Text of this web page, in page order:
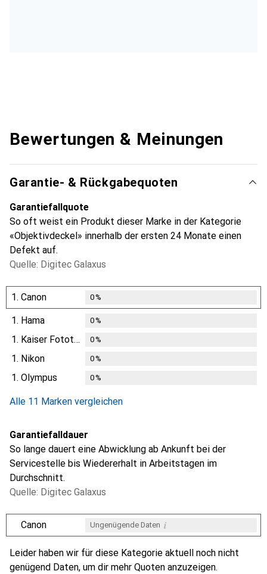
Bewertungen & Meinungen
Garantie- & Rückgabequoten
Garantiefallquote
So oft weist ein Produkt dieser Marke in der Kategorie
«Objektivdeckel» innerhalb der ersten 24 Monate einen
Defekt auf.
Quelle: Digitec Galaxus
1. Canon 0%
1. Hama 0%
1. Kaiser Fototechnik 0%
1. Nikon 0%
1. Olympus 0%
Alle 11 Marken vergleichen
Garantiefalldauer
So lange dauert eine Abwicklung ab Ankunft bei der
Servicestelle bis Wiedererhalt in Arbeitstagen im
Durchschnitt.
Quelle: Digitec Galaxus
Canon Ungenügende Daten i
iiii
Leider haben wir für diese Kategorie aktuell noch nicht
genügend Daten, um dir mehr Quoten anzuzeigen.